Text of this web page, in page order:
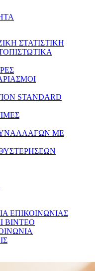
ΣΤΑΤΙΣΤΙΚΗ
STANDARD
ΜΕ
ΕΠΙΚΟΙΝΩΝΙΑΣ
ΒΙΝΤΕΟ